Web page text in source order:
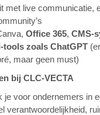
met live communicatie,
Office 365, CMS-
tools zoals ChatGPT
maar geen must)
bij CLC-VECTA
je voor ondernemers in
verantwoordelijkheid,